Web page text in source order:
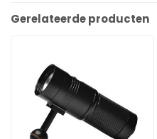
Gerelateerde producten